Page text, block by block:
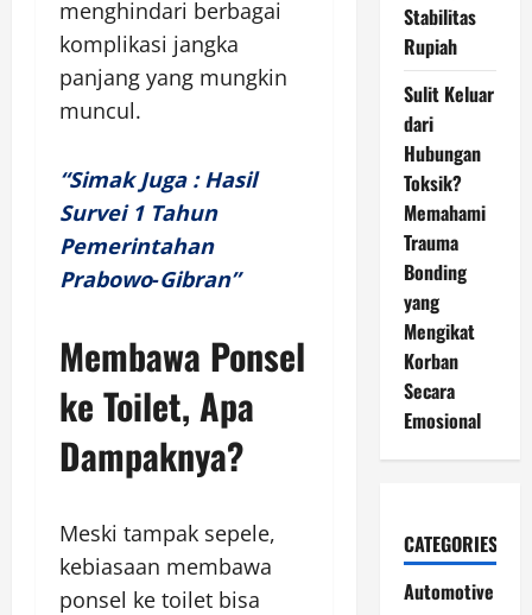
menghindari berbagai
komplikasi jangka
panjang yang mungkin
muncul.
“Simak Juga : Hasil
Survei 1 Tahun
Pemerintahan
Prabowo‑Gibran”
Membawa Ponsel
ke Toilet, Apa
Dampaknya?
Meski tampak sepele,
kebiasaan membawa
ponsel ke toilet bisa
Stabilitas
Rupiah
Sulit Keluar
dari
Hubungan
Toksik?
Memahami
Trauma
Bonding
yang
Mengikat
Korban
Secara
Emosional
CATEGORIES
Automotive